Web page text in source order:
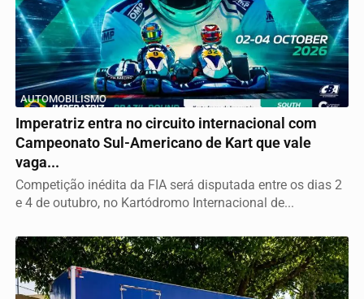
AUTOMOBILISMO
Imperatriz entra no circuito internacional com
Campeonato Sul-Americano de Kart que vale
vaga...
Competição inédita da FIA será disputada entre os dias 2
e 4 de outubro, no Kartódromo Internacional de...